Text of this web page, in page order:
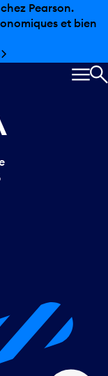
Pearson.
et bien